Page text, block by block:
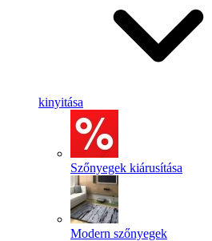
kinyitása
Szőnyegek kiárusítása
Modern szőnyegek